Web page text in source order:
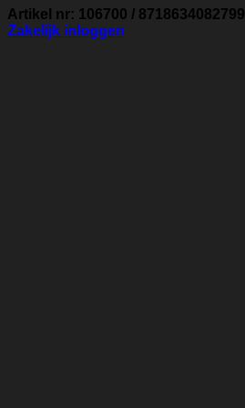
Artikel nr: 106700 / 8718634082799
Zakelijk inloggen